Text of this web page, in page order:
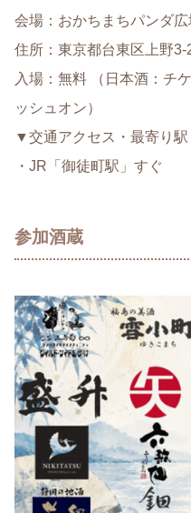
会場：おかちまちパンダ広
住所：東京都台東区上野3-
入場：無料 （日本酒：チ
ッシュオン）
▼交通アクセス・最寄り駅
・JR「御徒町駅」すぐ
参加酒蔵